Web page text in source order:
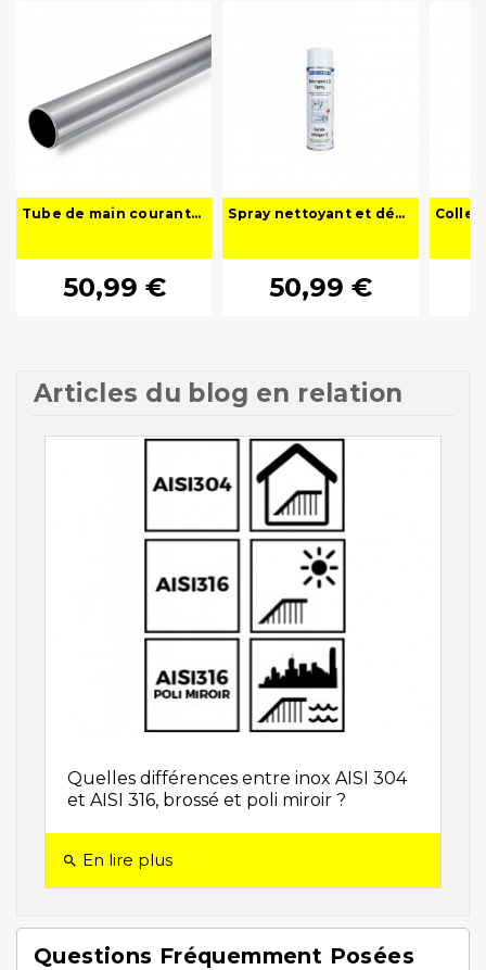
Tube de main courante - rond en inox
50,99 €
Spray nettoyant et dégraissant professionnel spécial Inox
50,99 €
Articles du blog en relation
Quelles différences entre inox AISI 304
et AISI 316, brossé et poli miroir ?
search En lire plus
Questions Fréquemment Posées